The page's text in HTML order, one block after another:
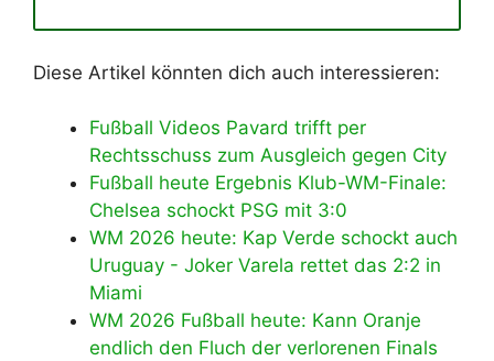
Diese Artikel könnten dich auch interessieren:
Fußball Videos Pavard trifft per
Rechtsschuss zum Ausgleich gegen City
Fußball heute Ergebnis Klub-WM-Finale:
Chelsea schockt PSG mit 3:0
WM 2026 heute: Kap Verde schockt auch
Uruguay - Joker Varela rettet das 2:2 in
Miami
WM 2026 Fußball heute: Kann Oranje
endlich den Fluch der verlorenen Finals